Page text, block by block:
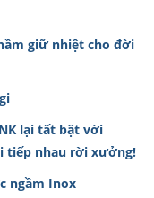
giữ nhiệt cho đời
lại tất bật với
tiếp nhau rời xưởng!
ngầm Inox